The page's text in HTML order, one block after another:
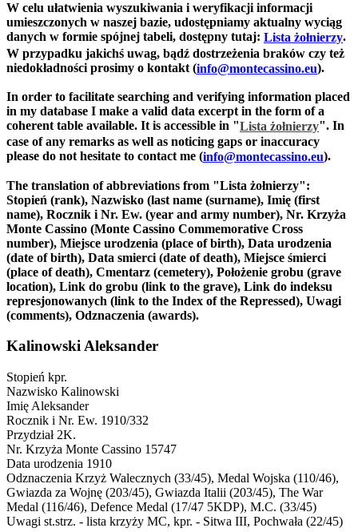
W celu ułatwienia wyszukiwania i weryfikacji informacji
umieszczonych w naszej bazie, udostępniamy aktualny wyciąg
danych w formie spójnej tabeli, dostępny tutaj: Lista żołnierzy.
W przypadku jakichś uwag, bądź dostrzeżenia braków czy też
niedokładności prosimy o kontakt (info@montecassino.eu).
In order to facilitate searching and verifying information placed
in my database I make a valid data excerpt in the form of a
coherent table available. It is accessible in "Lista żołnierzy". In
case of any remarks as well as noticing gaps or inaccuracy
please do not hesitate to contact me (info@montecassino.eu).
The translation of abbreviations from "Lista żołnierzy":
Stopień (rank), Nazwisko (last name (surname), Imię (first
name), Rocznik i Nr. Ew. (year and army number), Nr. Krzyża
Monte Cassino (Monte Cassino Commemorative Cross
number), Miejsce urodzenia (place of birth), Data urodzenia
(date of birth), Data smierci (date of death), Miejsce śmierci
(place of death), Cmentarz (cemetery), Położenie grobu (grave
location), Link do grobu (link to the grave), Link do indeksu
represjonowanych (link to the Index of the Repressed), Uwagi
(comments), Odznaczenia (awards).
Kalinowski Aleksander
Stopień kpr.
Nazwisko Kalinowski
Imię Aleksander
Rocznik i Nr. Ew. 1910/332
Przydział 2K.
Nr. Krzyża Monte Cassino 15747
Data urodzenia 1910
Odznaczenia Krzyż Walecznych (33/45), Medal Wojska (110/46),
Gwiazda za Wojnę (203/45), Gwiazda Italii (203/45), The War
Medal (116/46), Defence Medal (17/47 5KDP), M.C. (33/45)
Uwagi st.strz. - lista krzyży MC, kpr. - Sitwa III, Pochwała (22/45)